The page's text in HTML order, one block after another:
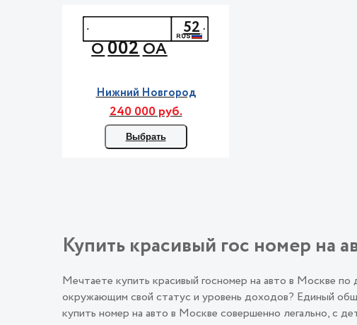
О002ОА
52
Нижний Новгород
240 000 руб.
Выбрать
Купить красивый гос номер на
Мечтаете купить красивый госномер на авто в Москве
окружающим свой статус и уровень доходов? Единый
купить номер на авто в Москве совершенно легально, с